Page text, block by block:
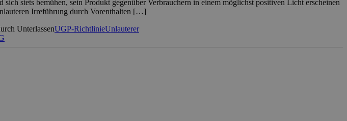
stets bemühen, sein Produkt gegenüber Verbrauchern in einem möglichst positiven Licht erscheinen
Irreführung durch Vorenthalten […]
UnterlassenUGP-RichtlinieUnlauterer